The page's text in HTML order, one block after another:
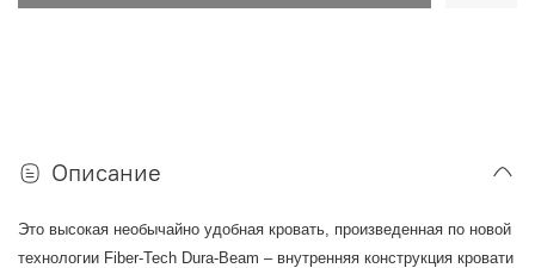
Описание
Это высокая необычайно удобная кровать, произведенная по новой
технологии Fiber-Tech Dura-Beam – внутренняя конструкция кровати